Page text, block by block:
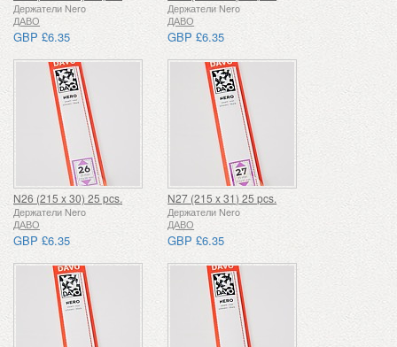
Держатели Nero
ДАВО
GBP £6.35
Держатели Nero
ДАВО
GBP £6.35
N26 (215 x 30) 25 pcs.
Держатели Nero
ДАВО
GBP £6.35
N27 (215 x 31) 25 pcs.
Держатели Nero
ДАВО
GBP £6.35